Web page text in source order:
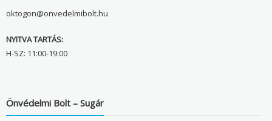
oktogon@onvedelmibolt.hu
NYITVA TARTÁS:
H-SZ: 11:00-19:00
Önvédelmi Bolt – Sugár